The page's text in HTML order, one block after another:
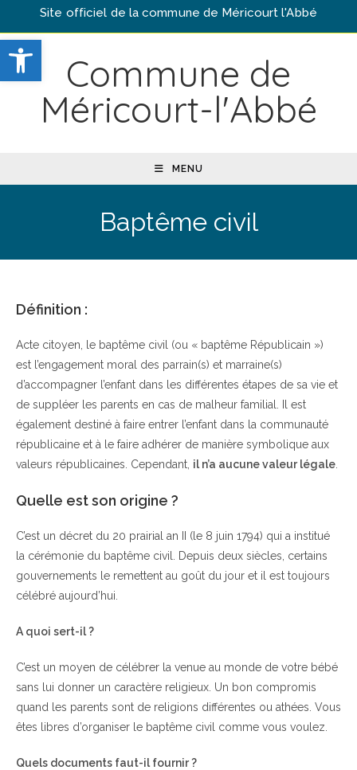
Ouvrir la barre d’outils
content
Site officiel de la commune de Méricourt l'Abbé
Commune de
Méricourt-l'Abbé
MENU
Baptême civil
Définition :
Acte citoyen, le baptême civil (ou « baptême Républicain »)
est l’engagement moral des parrain(s) et marraine(s)
d’accompagner l’enfant dans les différentes étapes de sa vie et
de suppléer les parents en cas de malheur familial. Il est
également destiné à faire entrer l’enfant dans la communauté
républicaine et à le faire adhérer de manière symbolique aux
valeurs républicaines. Cependant, il n’a aucune valeur légale
Quelle est son origine ?
C’est un décret du 20 prairial an II (le 8 juin 1794) qui a institué
la cérémonie du baptême civil. Depuis deux siècles, certains
gouvernements le remettent au goût du jour et il est toujours
célébré aujourd’hui.
A quoi sert-il ?
C’est un moyen de célébrer la venue au monde de votre bébé
sans lui donner un caractère religieux. Un bon compromis
quand les parents sont de religions différentes ou athées. Vous
êtes libres d’organiser le baptême civil comme vous voulez.
Quels documents faut-il fournir ?